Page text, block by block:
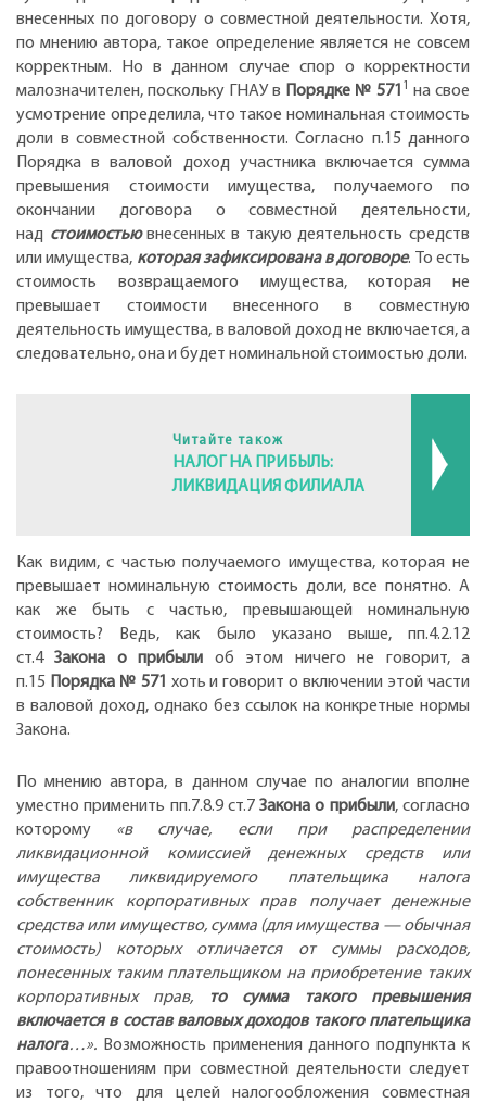
внесенных по договору о совместной деятельности. Хотя,
по мнению автора, такое определение является не совсем
корректным. Но в данном случае спор о корректности
малозначителен, поскольку ГНАУ в Порядке № 571 1 на свое
усмотрение определила, что такое номинальная стоимость
доли в совместной собственности. Согласно п.15 данного
Порядка в валовой доход участника включается сумма
превышения стоимости имущества, получаемого по
окончании договора о совместной деятельности,
над стоимостьювнесенных в такую деятельность средств
или имущества, которая зафиксирована в договоре. То есть
стоимость возвращаемого имущества, которая не
превышает стоимости внесенного в совместную
деятельность имущества, в валовой доход не включается, а
следовательно, она и будет номинальной стоимостью доли.
Читайте також
НАЛОГ НА ПРИБЫЛЬ:
ЛИКВИДАЦИЯ ФИЛИАЛА
Как видим, с частью получаемого имущества, которая не
превышает номинальную стоимость доли, все понятно. А
как же быть с частью, превышающей номинальную
стоимость? Ведь, как было указано выше, пп.4.2.12
ст.4Закона о прибыли об этом ничего не говорит, а
п.15
Порядка № 571 хоть и говорит о включении этой части
в валовой доход, однако без ссылок на конкретные нормы
Закона.
По мнению автора, в данном случае по аналогии вполне
уместно применить пп.7.8.9 ст.7Закона о прибыли, согласно
которому «в случае, если при распределении
ликвидационной комиссией денежных средств или
имущества ликвидируемого плательщика налога
собственник корпоративных прав получает денежные
средства или имущество, сумма (для имущества — обычная
стоимость) которых отличается от суммы расходов,
понесенных таким плательщиком на приобретение таких
корпоративных прав,
то сумма такого превышения
включается в состав валовых доходов такого плательщика
налога…». Возможность применения данного подпункта к
правоотношениям при совместной деятельности следует
из того, что для целей налогообложения совместная